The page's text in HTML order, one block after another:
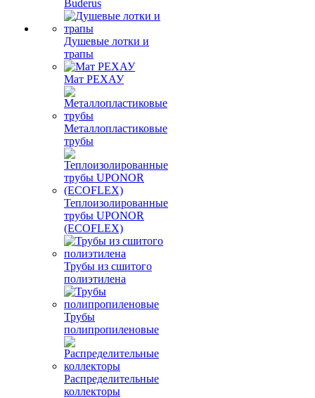
Buderus
Душевые лотки и
трапы
Мат РЕХАУ
Металлопластиковые
трубы
Теплоизолированные
трубы UPONOR
(ECOFLEX)
Трубы из сшитого
полиэтилена
Трубы
полипропиленовые
Распределительные
коллекторы